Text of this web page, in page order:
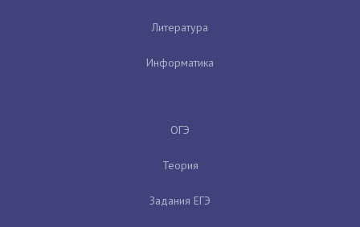
Литература
Информатика
ОГЭ
Теория
Задания ЕГЭ